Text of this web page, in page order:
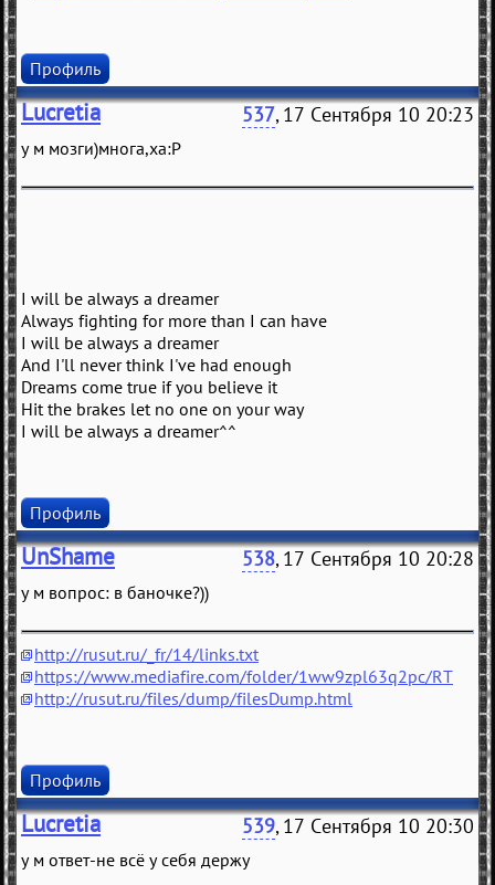
Профиль
Lucretia 537, 17 Сентября 10 20:23
у м мозги)многа,ха:Р
I will be always a dreamer
Always fighting for more than I can have
I will be always a dreamer
And I'll never think I've had enough
Dreams come true if you believe it
Hit the brakes let no one on your way
I will be always a dreamer^^
Профиль
UnShame 538, 17 Сентября 10 20:28
у м вопрос: в баночке?))
http://rusut.ru/_fr/14/links.txt
https://www.mediafire.com/folder/1ww9zpl63q2pc/RT
http://rusut.ru/files/dump/filesDump.html
Профиль
Lucretia 539, 17 Сентября 10 20:30
у м ответ-не всё у себя держу